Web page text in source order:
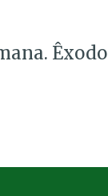
Êxodo